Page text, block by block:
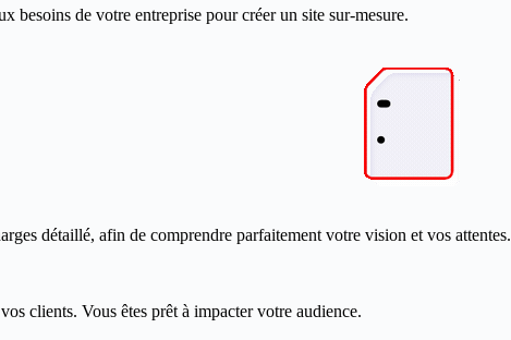
besoins de votre entreprise pour créer un site sur-mesure.
détaillé, afin de comprendre parfaitement votre vision et vos attentes.
clients. Vous êtes prêt à impacter votre audience.